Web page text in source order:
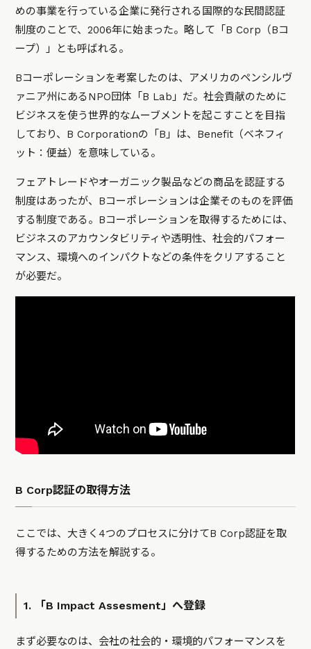
めの事業を行っている企業に発行される国際的な民間認証
制度のことで、2006年に始まった。略して「B Corp（Bコ
ープ）」とも呼ばれる。
Bコーポレーションを考案したのは、アメリカのペンシルヴ
ァニア州にあるNPO団体「B Lab」だ。社会貢献のために
ビジネスを使う世界的なムーブメントを起こすことを目指
しており、B Corporationの「B」は、Benefit（ベネフィ
ット：便益）を意味している。
フェアトレードやオーガニック製品などの商品を認証する
制度はあったが、Bコーポレーションは企業そのものを評価
する制度である。Bコーポレーションを取得するためには、
ビジネスのアカウンタビリティや透明性、社会的パフォー
マンス、環境へのインパクトなどの条件をクリアすること
が必要だ。
B Corp認証の取得方法
ここでは、大きく4つのプロセスに分けてB Corp認証を取
得するための方法を解説する。
1. 「B Impact Assesment」へ登録
まず必要なのは、会社の社会的・環境的パフォーマンスを